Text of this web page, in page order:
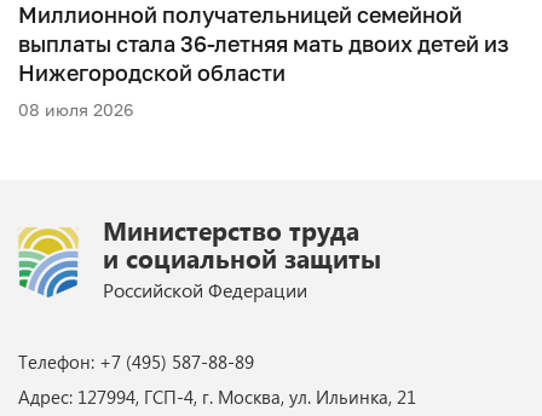
Миллионной получательницей семейной
выплаты стала 36-летняя мать двоих детей из
Нижегородской области
08 июля 2026
Министерство труда
и социальной защиты
Российской Федерации
Телефон: +7 (495) 587-88-89
Адрес: 127994, ГСП-4, г. Москва, ул. Ильинка, 21